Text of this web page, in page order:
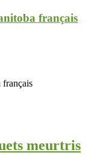
français
meurtris